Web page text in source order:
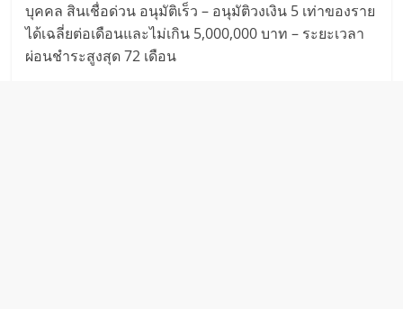
บุคคล สินเชื่อด่วน อนุมัติเร็ว – อนุมัติวงเงิน 5 เท่าของราย
ได้เฉลี่ยต่อเดือนและไม่เกิน 5,000,000 บาท – ระยะเวลา
ผ่อนชำระสูงสุด 72 เดือน